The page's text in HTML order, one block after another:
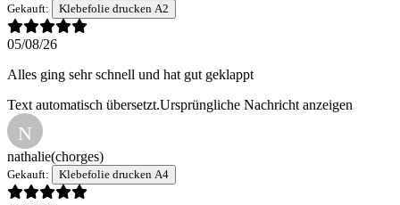
Gekauft: Klebefolie drucken A2
05/08/26
Alles ging sehr schnell und hat gut geklappt
Text automatisch übersetzt.Ursprüngliche Nachricht anzeigen
N
nathalie(chorges)
Gekauft: Klebefolie drucken A4